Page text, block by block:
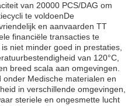
van 20000 PCS/DAG om
te voldoenDe
en aanvaarden TT
financiële transacties te
niet minder goed in prestaties,
van 120°C,
breed scala aan omgevingen.
Medische materialen en
in verschillende omgevingen,
steriele en ongesmette lucht